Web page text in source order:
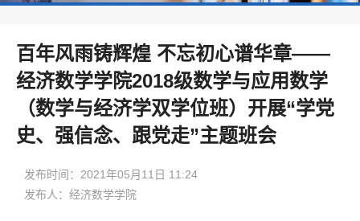
百年风雨铸辉煌 不忘初心谱华章——
经济数学学院2018级数学与应用数学
（数学与经济学双学位班）开展“学党
史、强信念、跟党走”主题班会
发布时间：2021年05月11日 11:24
发布人：经济数学学院